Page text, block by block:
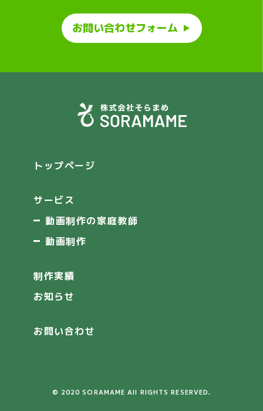
お問い合わせフォーム
トップページ
サービス
動画制作の家庭教師
動画制作
制作実績
お知らせ
お問い合わせ
© 2020 SORAMAME All RIGHTS RESERVED.